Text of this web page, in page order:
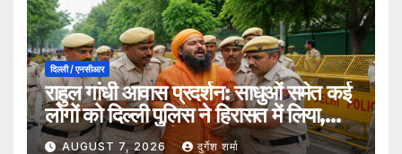
दिल्ली / एनसीआर
राहुल गांधी आवास प्रदर्शन: साधुओं समेत कई
लोगों को दिल्ली पुलिस ने हिरासत में लिया,
सुरक्षा व्यवस्था कड़ी
AUGUST 7, 2026 दुर्गेश शर्मा